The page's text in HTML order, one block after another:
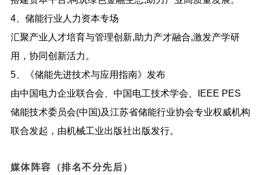
4、储能行业人力资本专场
汇聚产业人才培育与管理创新,助力产才融合,激发产学研
用，协同创新活力。
5、《储能先进技术与应用指南》发布
由中国电力企业联合会、中国电工技术学会、IEEE PES
储能技术委员会(中国)及江苏省储能行业协会专业权威机构
联合发起，由机械工业出版社出版发行。
媒体阵容（排名不分先后）